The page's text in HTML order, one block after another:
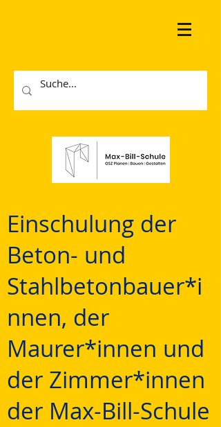
Einschulung der
Beton- und
Stahlbetonbauer*i
nnen, der
Maurer*innen und
der Zimmer*innen
der Max-Bill-Schule